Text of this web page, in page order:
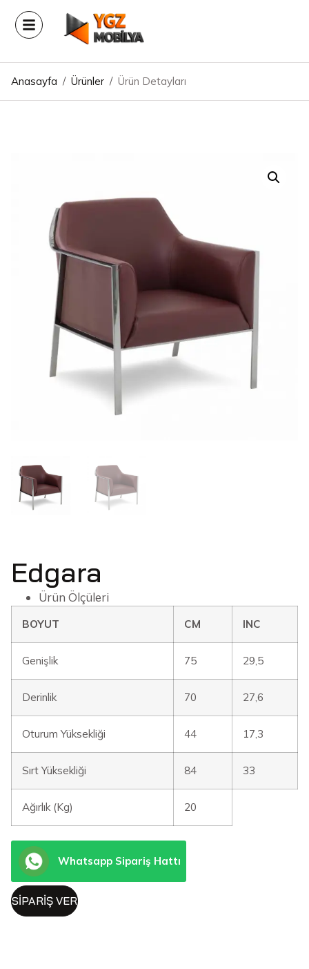
Anasayfa / Ürünler / Ürün Detayları
Edgara
Ürün Ölçüleri
BOYUT CM INC
Genişlik 75 29,5
Derinlik 70 27,6
Oturum Yüksekliği 44 17,3
Sırt Yüksekliği 84 33
Ağırlık (Kg) 20
Whatsapp Sipariş Hattı
SIPARIŞ VER